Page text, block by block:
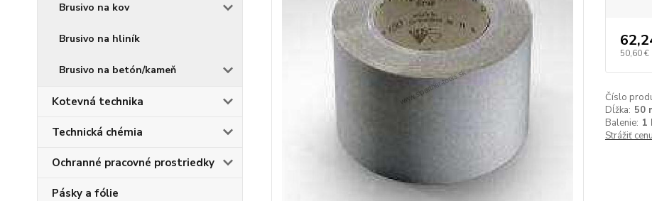
Brusivo na kov
Brusivo na hliník
Brusivo na betón/kameň
Kotevná technika
Technická chémia
Ochranné pracovné prostriedky
Pásky a fólie
50,60 €
Číslo
Dĺžka: 50
Balenie: 1
Strážiť